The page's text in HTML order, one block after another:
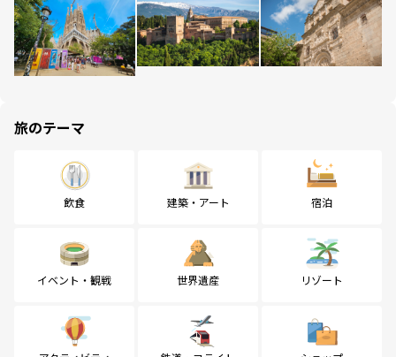
旅のテーマ
飲食 建築・アート 宿泊
イベント・観戦 世界遺産 リゾート